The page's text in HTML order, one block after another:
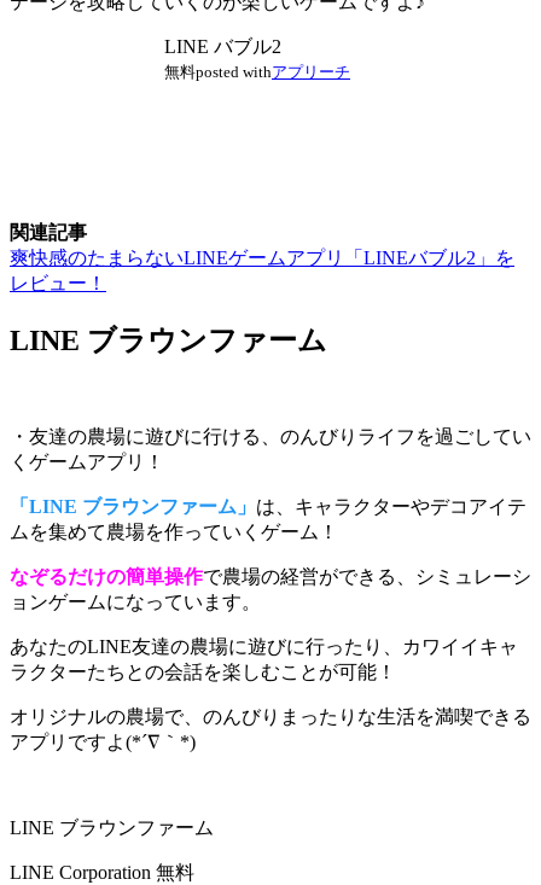
LINE バブル2
無料posted withアプリーチ
関連記事
爽快感のたまらないLINEゲームアプリ「LINEバブル2」を
レビュー！
LINE ブラウンファーム
・友達の農場に遊びに行ける、のんびりライフを過ごしてい
くゲームアプリ！
「LINE ブラウンファーム」 は、キャラクターやデコアイテ
ムを集めて農場を作っていくゲーム！
なぞるだけの簡単操作で農場の経営ができる、シミュレーシ
ョンゲームになっています。
あなたのLINE友達の農場に遊びに行ったり、
カワイイキャ
ラクターたちとの会話を楽しむことが可能 ！
オリジナルの農場で、のんびりまったりな生活を満喫できる
アプリですよ(*´∇｀*)
LINE ブラウンファーム
LINE Corporation 無料